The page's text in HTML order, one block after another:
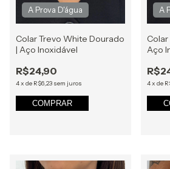
Colar Trevo White Dourado
| Aço Inoxidável
R$24,90
4x de R$6,23 sem juros
COMPRAR
Aço
4x de